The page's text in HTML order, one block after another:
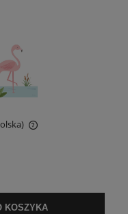
płatności
KOSZYKA